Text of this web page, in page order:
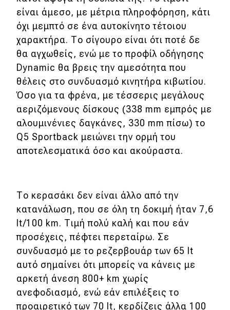
είναι άμεσο, με μέτρια πληροφόρηση, κάτι
όχι μεμπτό σε ένα αυτοκίνητο τέτοιου
χαρακτήρα. Το σίγουρο είναι ότι ποτέ δε
θα αγχωθείς, ενώ με το προφίλ οδήγησης
Dynamic θα βρεις την αμεσότητα που
θέλεις στο συνδυασμό κινητήρα κιβωτίου.
Όσο για τα φρένα, με τέσσερις μεγάλους
αεριζόμενους δίσκους (338 mm εμπρός με
αλουμινένιες δαγκάνες, 330 mm πίσω) το
Q5 Sportback μειώνει την ορμή του
αποτελεσματικά όσο και ακούραστα.
Το κερασάκι δεν είναι άλλο από την
κατανάλωση, που σε όλη τη δοκιμή ήταν 7,6
lt/100 km. Τιμή πολύ καλή και που εάν
προσέχεις, πέφτει περεταίρω. Σε
συνδυασμό με το ρεζερβουάρ των 65 lt
αυτό σημαίνει ότι μπορείς να κάνεις με
αρκετή άνεση 800+ km χωρίς
ανεφοδιασμό, ενώ εάν επιλέξεις το
προαιρετικό των 70 lt, κερδίζεις άλλα 100